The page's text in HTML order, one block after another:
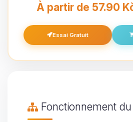
À partir de 57.90
Essai Gratuit
Fonctionnement